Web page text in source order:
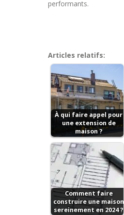
performants.
Articles relatifs:
À qui faire appel pour
une extension de
maison ?
Comment faire
construire une maison
sereinement en 2024 ?